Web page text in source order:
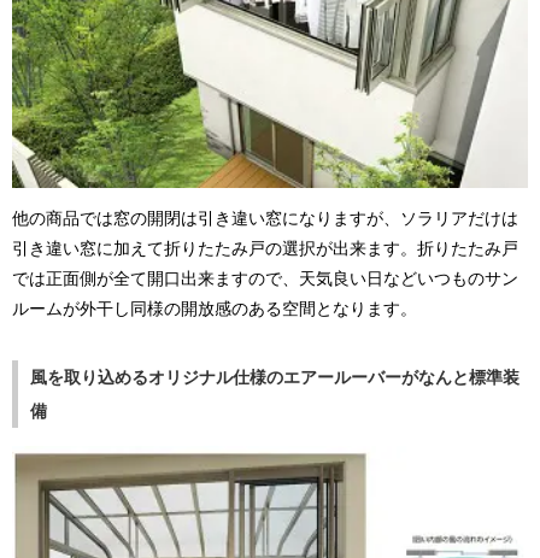
他の商品では窓の開閉は引き違い窓になりますが、ソラリアだけは
引き違い窓に加えて折りたたみ戸の選択が出来ます。折りたたみ戸
では正面側が全て開口出来ますので、天気良い日などいつものサン
ルームが外干し同様の開放感のある空間となります。
風を取り込めるオリジナル仕様のエアールーバーがなんと標準装
備